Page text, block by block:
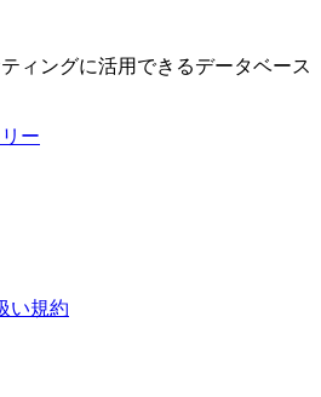
ィングに活用できるデータベース
い規約